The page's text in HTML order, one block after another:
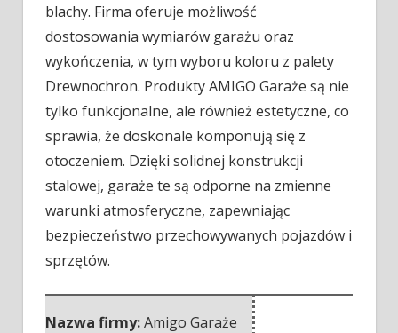
blachy. Firma oferuje możliwość
dostosowania wymiarów garażu oraz
wykończenia, w tym wyboru koloru z palety
Drewnochron. Produkty AMIGO Garaże są nie
tylko funkcjonalne, ale również estetyczne, co
sprawia, że doskonale komponują się z
otoczeniem. Dzięki solidnej konstrukcji
stalowej, garaże te są odporne na zmienne
warunki atmosferyczne, zapewniając
bezpieczeństwo przechowywanych pojazdów i
sprzętów.
Nazwa firmy:Amigo Garaże